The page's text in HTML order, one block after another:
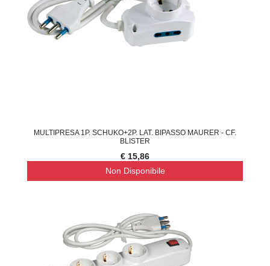
MULTIPRESA 1P. SCHUKO+2P. LAT. BIPASSO MAURER - CF.
BLISTER
€ 15,86
Non Disponibile